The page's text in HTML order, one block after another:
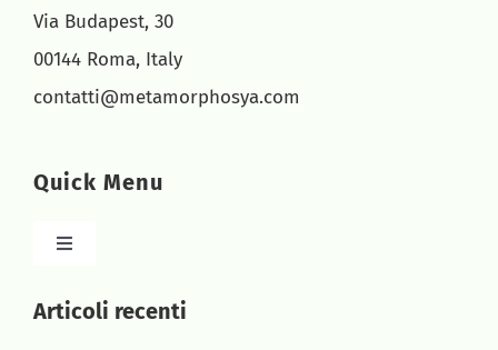
Via Budapest, 30
00144 Roma, Italy
contatti@metamorphosya.com
Quick Menu
Toggle
HOME
Articoli recenti